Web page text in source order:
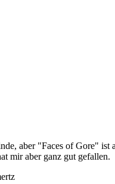
aber "Faces of Gore"
mir aber ganz gut gefallen.